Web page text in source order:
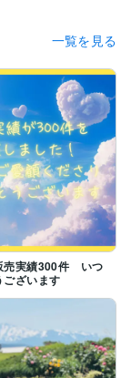
い」
一覧を見る
売実績300件 いつ
ございます